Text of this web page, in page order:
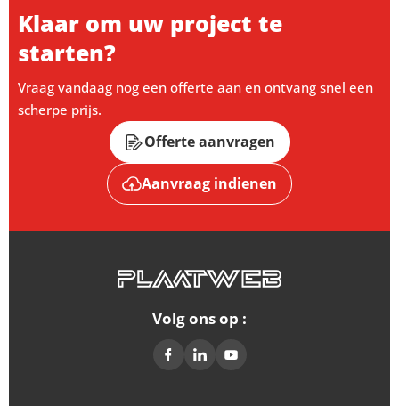
Klaar om uw project te
starten?
Vraag vandaag nog een offerte aan en ontvang snel een
scherpe prijs.
Offerte aanvragen
Aanvraag indienen
Volg ons op :